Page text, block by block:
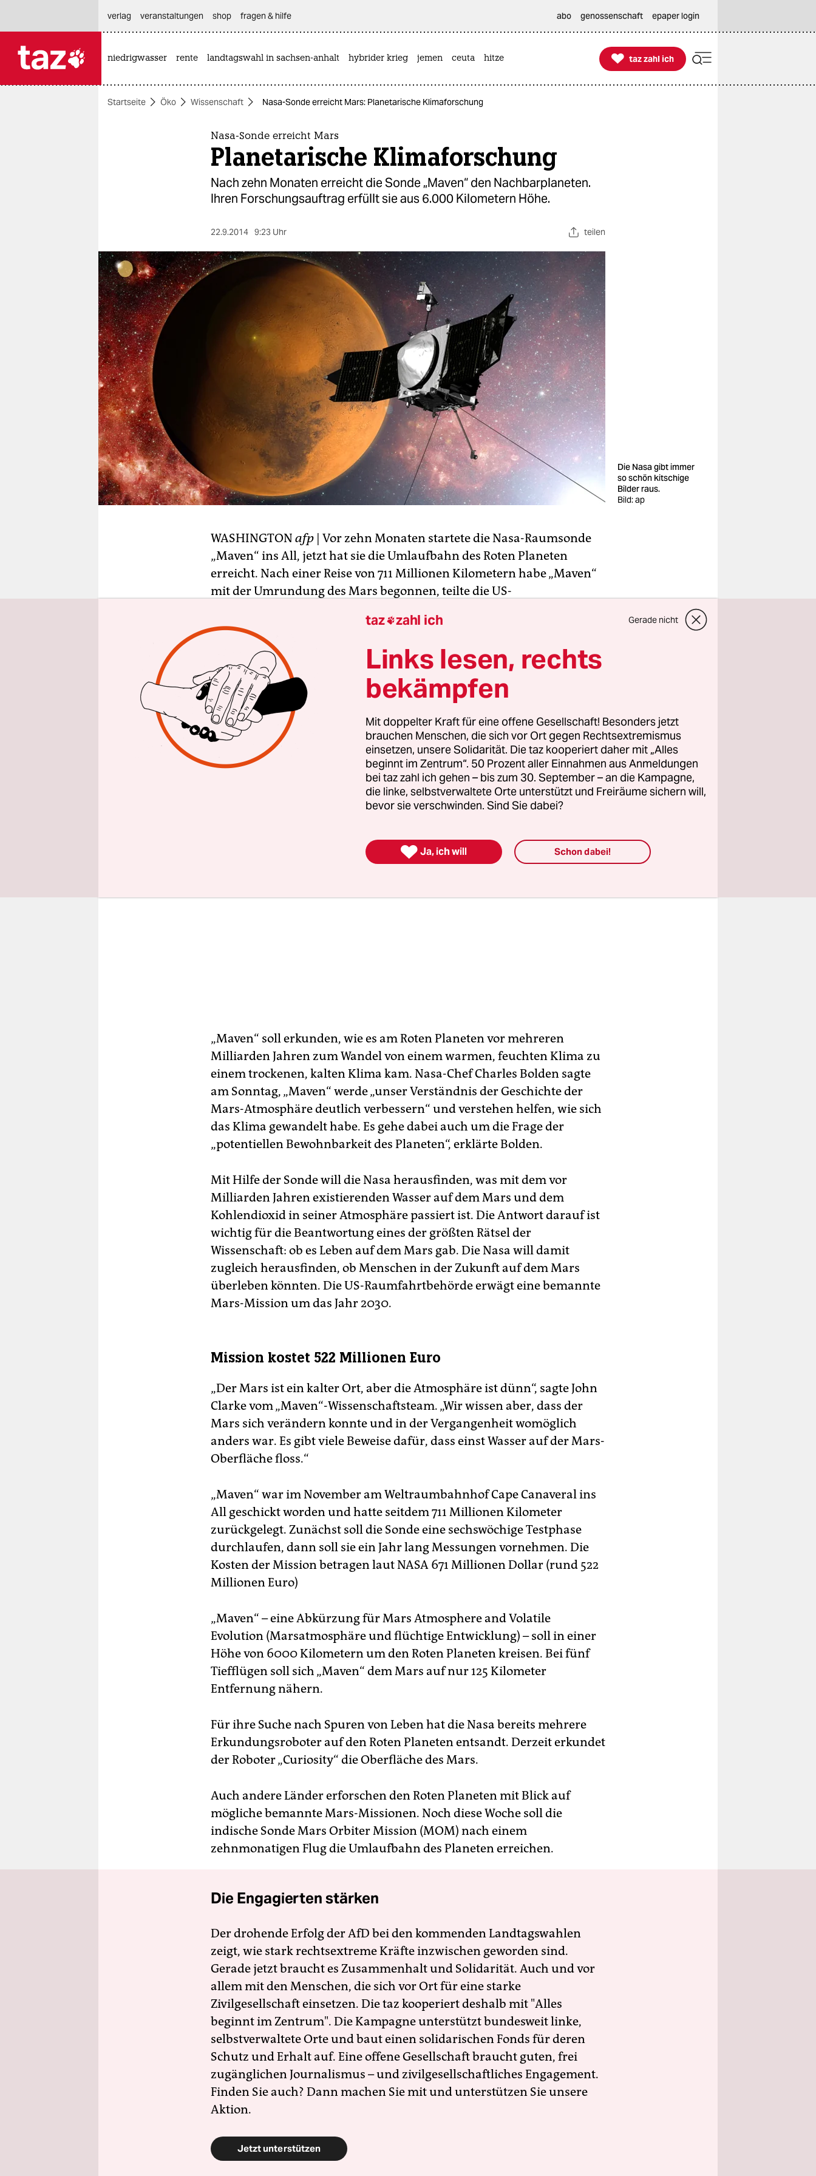
themen
berlin
nord
wahrheit
verlag
verlag
veranstaltungen
shop
fragen & hilfe
unterstützen
abo
verlag
veranstaltungen shop fragen & hilfe abo genossenschaft epaper login
niedrigwasser rente landtagswahl in sachsen-anhalt hybrider krieg jemen ceuta hitze 
taz zahl ich
taz zahl ich
Startseite Öko Wissenschaft Nasa-Sonde erreicht Mars: Planetarische Klimaforschung
Nasa-Sonde erreicht Mars
Planetarische Klimaforschung
Nach zehn Monaten erreicht die Sonde „Maven“ den Nachbarplaneten.
Ihren Forschungsauftrag erfüllt sie aus 6.000 Kilometern Höhe.
22.9.2014 9:23 Uhr teilen
Die Nasa gibt immer
so schön kitschige
Bilder raus.
Bild: ap
WASHINGTON afp | Vor zehn Monaten startete die Nasa-Raumsonde
„Maven“ ins All, jetzt hat sie die Umlaufbahn des Roten Planeten
erreicht. Nach einer Reise von 711 Millionen Kilometern habe „Maven“
mit der Umrundung des Mars begonnen, teilte die US-
Forschungsroboter soll den Klimawandel am Mars erforschen und
damit Erkenntnise über früheres Leben auf unserem Nachbarplaneten
liefern.
„Gratulation. 'Maven' befindet sich nun im Orbit“, sagte Dave Folta vom
Goddard-Raumfahrtzentrum im US-Bundesstaat Maryland um kurz
vor 22.30 Uhr Ortszeit (04.30 Uhr MESZ). Im Kontrollraum des Jet
Propulsion Laboratory der Nasa in Pasadena im US-Bundesstaat
Kalifornien brachen Mitarbeiter in Jubel aus, als Live-Bilder den
Eintritt in die Umlaufbahn zeigten.
„Maven“ soll erkunden, wie es am Roten Planeten vor mehreren
Milliarden Jahren zum Wandel von einem warmen, feuchten Klima zu
einem trockenen, kalten Klima kam. Nasa-Chef Charles Bolden sagte
am Sonntag, „Maven“ werde „unser Verständnis der Geschichte der
Mars-Atmosphäre deutlich verbessern“ und verstehen helfen, wie sich
das Klima gewandelt habe. Es gehe dabei auch um die Frage der
„potentiellen Bewohnbarkeit des Planeten“, erklärte Bolden.
Mit Hilfe der Sonde will die Nasa herausfinden, was mit dem vor
Milliarden Jahren existierenden Wasser auf dem Mars und dem
Kohlendioxid in seiner Atmosphäre passiert ist. Die Antwort darauf ist
wichtig für die Beantwortung eines der größten Rätsel der
Wissenschaft: ob es Leben auf dem Mars gab. Die Nasa will damit
zugleich herausfinden, ob Menschen in der Zukunft auf dem Mars
überleben könnten. Die US-Raumfahrtbehörde erwägt eine bemannte
Mars-Mission um das Jahr 2030.
Mission kostet 522 Millionen Euro
„Der Mars ist ein kalter Ort, aber die Atmosphäre ist dünn“, sagte John
Clarke vom „Maven“-Wissenschaftsteam. „Wir wissen aber, dass der
Mars sich verändern konnte und in der Vergangenheit womöglich
anders war. Es gibt viele Beweise dafür, dass einst Wasser auf der Mars-
Oberfläche floss.“
„Maven“ war im November am Weltraumbahnhof Cape Canaveral ins
All geschickt worden und hatte seitdem 711 Millionen Kilometer
zurückgelegt. Zunächst soll die Sonde eine sechswöchige Testphase
durchlaufen, dann soll sie ein Jahr lang Messungen vornehmen. Die
Kosten der Mission betragen laut NASA 671 Millionen Dollar (rund 522
Millionen Euro)
„Maven“ – eine Abkürzung für Mars Atmosphere and Volatile
Evolution (Marsatmosphäre und flüchtige Entwicklung) – soll in einer
Höhe von 6000 Kilometern um den Roten Planeten kreisen. Bei fünf
Tiefflügen soll sich „Maven“ dem Mars auf nur 125 Kilometer
Entfernung nähern.
Für ihre Suche nach Spuren von Leben hat die Nasa bereits mehrere
Erkundungsroboter auf den Roten Planeten entsandt. Derzeit erkundet
der Roboter „Curiosity“ die Oberfläche des Mars.
Auch andere Länder erforschen den Roten Planeten mit Blick auf
mögliche bemannte Mars-Missionen. Noch diese Woche soll die
indische Sonde Mars Orbiter Mission (MOM) nach einem
zehnmonatigen Flug die Umlaufbahn des Planeten erreichen.
Die Engagierten stärken
Der drohende Erfolg der AfD bei den kommenden Landtagswahlen
zeigt, wie stark rechtsextreme Kräfte inzwischen geworden sind.
Gerade jetzt braucht es Zusammenhalt und Solidarität. Auch und vor
allem mit den Menschen, die sich vor Ort für eine starke
Zivilgesellschaft einsetzen. Die taz kooperiert deshalb mit "Alles
beginnt im Zentrum". Die Kampagne unterstützt bundesweit linke,
selbstverwaltete Orte und baut einen solidarischen Fonds für deren
Schutz und Erhalt auf. Eine offene Gesellschaft braucht guten, frei
zugänglichen Journalismus – und zivilgesellschaftliches Engagement.
Finden Sie auch? Dann machen Sie mit und unterstützen Sie unsere
Aktion.
Jetzt unterstützen
taz zahl ich Gerade nicht
Links lesen, rechts
bekämpfen
Mit doppelter Kraft für eine offene Gesellschaft! Besonders jetzt
brauchen Menschen, die sich vor Ort gegen Rechtsextremismus
einsetzen, unsere Solidarität. Die taz kooperiert daher mit „Alles
beginnt im Zentrum“. 50 Prozent aller Einnahmen aus Anmeldungen
bei taz zahl ich gehen – bis zum 30. September – an die Kampagne,
die linke, selbstverwaltete Orte unterstützt und Freiräume sichern will,
bevor sie verschwinden. Sind Sie dabei?
 Ja, ich will Schon dabei!